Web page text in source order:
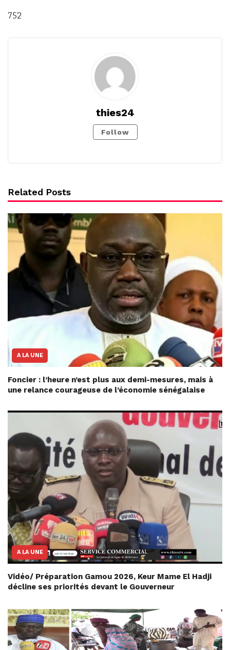
752
thies24
Follow
Related Posts
A LA UNE
Foncier : l’heure n’est plus aux demi-mesures, mais à
une relance courageuse de l’économie sénégalaise
A LA UNE
Vidéo/ Préparation Gamou 2026, Keur Mame El Hadji
décline ses priorités devant le Gouverneur